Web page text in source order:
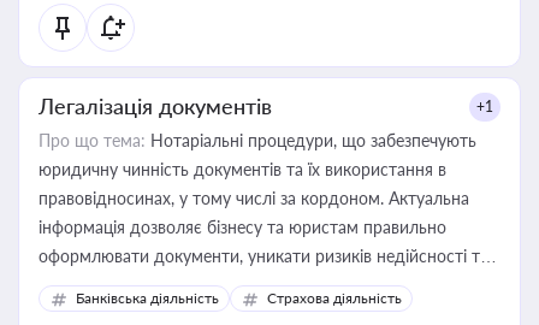
статусу суб'єктів оціночної діяльності
Легалізація документів +1
Про що тема: Нотаріальні процедури, що забезпечують
юридичну чинність документів та їх використання в
правовідносинах, у тому числі за кордоном. Актуальна
інформація дозволяє бізнесу та юристам правильно
оформлювати документи, уникати ризиків недійсності та
забезпечувати їх належне прийняття органами влади та
контрагентами
Банківська діяльність Страхова діяльність